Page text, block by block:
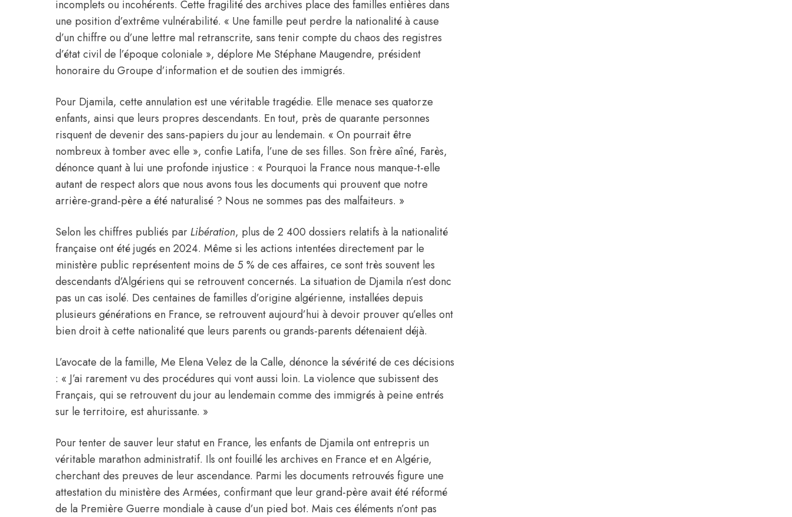
incomplets ou incohérents. Cette fragilité des archives place des familles entières dans
une position d’extrême vulnérabilité. « Une famille peut perdre la nationalité à cause
d’un chiffre ou d’une lettre mal retranscrite, sans tenir compte du chaos des registres
d’état civil de l’époque coloniale », déplore Me Stéphane Maugendre, président
honoraire du Groupe d’information et de soutien des immigrés.
Pour Djamila, cette annulation est une véritable tragédie. Elle menace ses quatorze
enfants, ainsi que leurs propres descendants. En tout, près de quarante personnes
risquent de devenir des sans-papiers du jour au lendemain. « On pourrait être
nombreux à tomber avec elle », confie Latifa, l’une de ses filles. Son frère aîné, Farès,
dénonce quant à lui une profonde injustice : « Pourquoi la France nous manque-t-elle
autant de respect alors que nous avons tous les documents qui prouvent que notre
arrière-grand-père a été naturalisé ? Nous ne sommes pas des malfaiteurs. »
Selon les chiffres publiés par Libération, plus de 2 400 dossiers relatifs à la nationalité
française ont été jugés en 2024. Même si les actions intentées directement par le
ministère public représentent moins de 5 % de ces affaires, ce sont très souvent les
descendants d’Algériens qui se retrouvent concernés. La situation de Djamila n’est donc
pas un cas isolé. Des centaines de familles d’origine algérienne, installées depuis
plusieurs générations en France, se retrouvent aujourd’hui à devoir prouver qu’elles ont
bien droit à cette nationalité que leurs parents ou grands-parents détenaient déjà.
L’avocate de la famille, Me Elena Velez de la Calle, dénonce la sévérité de ces décisions
: « J’ai rarement vu des procédures qui vont aussi loin. La violence que subissent des
Français, qui se retrouvent du jour au lendemain comme des immigrés à peine entrés
sur le territoire, est ahurissante. »
Pour tenter de sauver leur statut en France, les enfants de Djamila ont entrepris un
véritable marathon administratif. Ils ont fouillé les archives en France et en Algérie,
cherchant des preuves de leur ascendance. Parmi les documents retrouvés figure une
attestation du ministère des Armées, confirmant que leur grand-père avait été réformé
de la Première Guerre mondiale à cause d’un pied bot. Mais ces éléments n’ont pas